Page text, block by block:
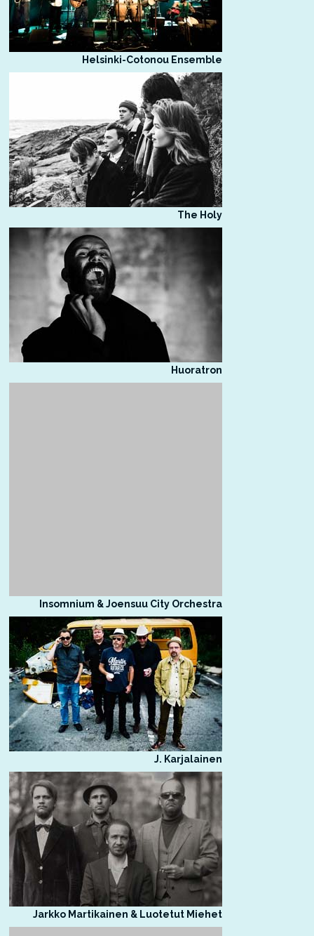
Helsinki-Cotonou Ensemble
The Holy
Huoratron
Insomnium & Joensuu City Orchestra
J. Karjalainen
Jarkko Martikainen & Luotetut Miehet